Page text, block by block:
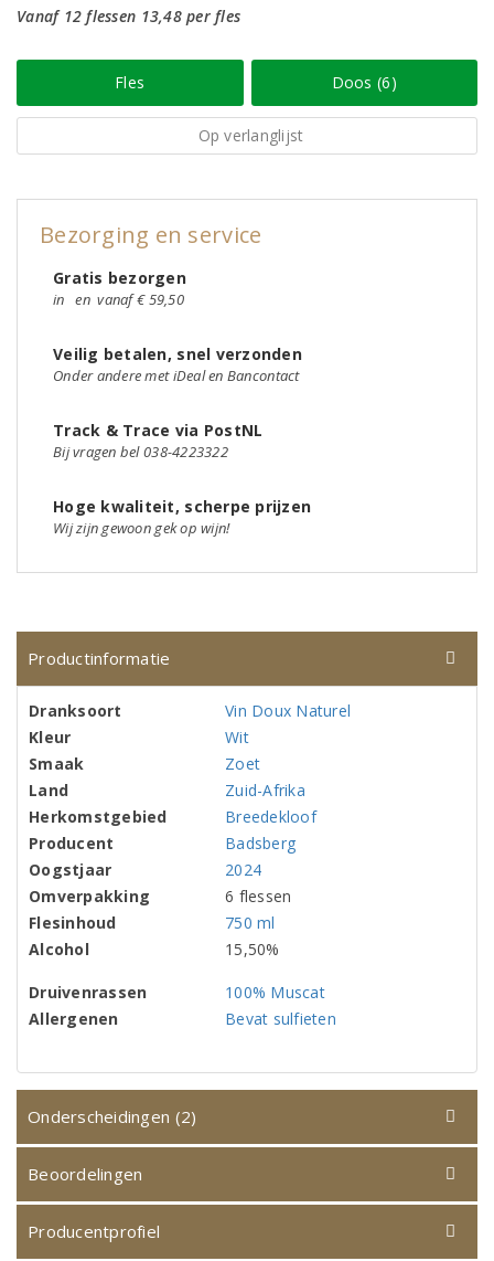
Vanaf 12 flessen 13,48 per fles
Fles Doos (6)
Op verlanglijst
Bezorging en service
Gratis bezorgen
in en vanaf € 59,50
Veilig betalen, snel verzonden
Onder andere met iDeal en Bancontact
Track & Trace via PostNL
Bij vragen bel 038-4223322
Hoge kwaliteit, scherpe prijzen
Wij zijn gewoon gek op wijn!
Productinformatie
Dranksoort
Vin Doux Naturel
Kleur
Wit
Smaak
Zoet
Land
Zuid-Afrika
Herkomstgebied
Breedekloof
Producent
Badsberg
Oogstjaar
2024
Omverpakking
6 flessen
Flesinhoud
750 ml
Alcohol
15,50%
Druivenrassen
100% Muscat
Allergenen
Bevat sulfieten
Onderscheidingen (2)
Beoordelingen
Producentprofiel